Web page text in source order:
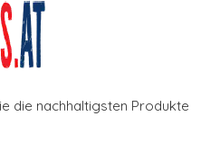
die nachhaltigsten Produkte